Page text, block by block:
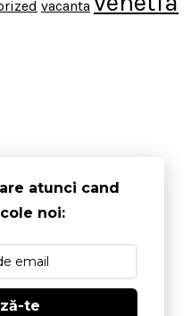
vacanta
atunci cand
noi:
te